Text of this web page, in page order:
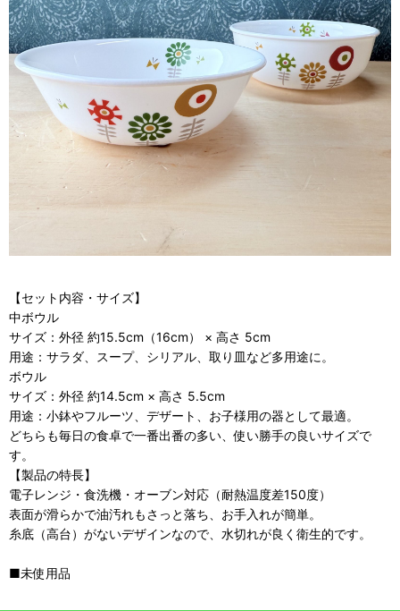
【セット内容・サイズ】
中ボウル
サイズ：外径 約15.5cm（16cm） × 高さ 5cm
用途：サラダ、スープ、シリアル、取り皿など多用途に。
ボウル
サイズ：外径 約14.5cm × 高さ 5.5cm
用途：小鉢やフルーツ、デザート、お子様用の器として最適。
どちらも毎日の食卓で一番出番の多い、使い勝手の良いサイズで
す。
【製品の特長】
電子レンジ・食洗機・オーブン対応（耐熱温度差150度）
表面が滑らかで油汚れもさっと落ち、お手入れが簡単。
糸底（高台）がないデザインなので、水切れが良く衛生的です。
■未使用品